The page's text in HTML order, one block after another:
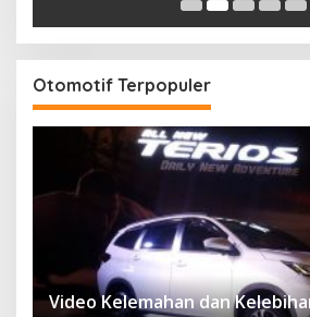
Otomotif Terpopuler
Video Kelemahan dan